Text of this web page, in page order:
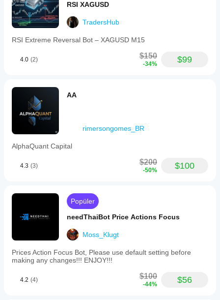
RSI XAGUSD
TradersHub
RSI Extreme Reversal Bot – XAGUSD M15
4.0 (2) $150
-34% $99
AA
rimersongomes_BR
AlphaQuant Capital
4.3 (3) $200
-50% $100
Popüler
needThaiBot Price Actions Focus
Moss_Klugt
Prices Action Focus Bot, Please use default setting before
making any changes!!! ENJOY!!!
4.2 (4) $100
-44% $56